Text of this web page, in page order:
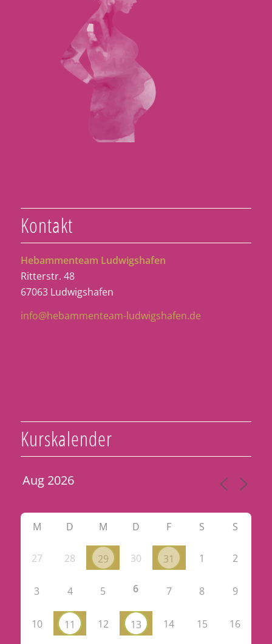
Kontakt
Hebammenteam Ludwigshafen
Ritterstr. 48
67063 Ludwigshafen
info@hebammenteam-ludwigshafen.de
Kurskalender
M D M D F S S
27 28 29 30 31 1 2
3 4 5 6 7 8 9
10 11 12 13 14 15 16